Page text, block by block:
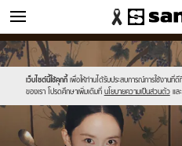
หนัง-ละคร
เว็บไซต์นี้ใช้คุกกี้ เพื่อให้ท่านได้รับประสบการณ์การใช้งานที่
ของเรา โปรดศึกษาเพิ่มเติมที่ นโยบายความเป็นส่วนตัว และ
Sanook
//s.isanook.com/sr/0/images/logo-
new-
sanook.png
600
60
//s.isanook.com/mv/0/ud/37/185107/
thumbnail1200x720-
20.jpg